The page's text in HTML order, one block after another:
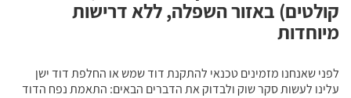
קולטים) באזור השפלה, ללא דרישות
מיוחדות
לפני שאנחנו מזמינים טכנאי להתקנת דוד שמש או החלפת דוד ישן
עלינו לעשות סקר שוק ולבדוק את הדברים הבאים: התאמת נפח הדוד